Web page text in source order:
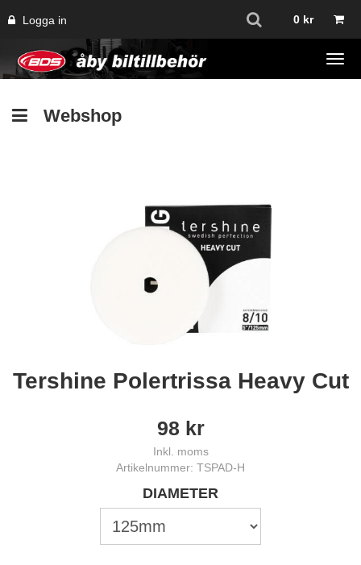
Logga in 0 kr
Webshop
Tershine Polertrissa Heavy Cut
98 kr
Inkl. moms
Artikelnummer: TSPAD-H
DIAMETER